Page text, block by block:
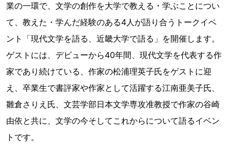
業の一環で、文学の創作を大学で教える・学ぶことについ
て、教えた・学んだ経験のある4人が語り合うトークイベ
ント「現代文学を語る、近畿大学で語る」を開催します。
ゲストには、デビューから40年間、現代文学を代表する作
家であり続けている、作家の松浦理英子氏をゲストに迎
え、卒業生で書評家や作家として活躍する江南亜美子氏、
雛倉さりえ氏、文芸学部日本文学専攻准教授で作家の谷崎
由依と共に、文学の今そしてこれからについて語るイベン
トです。